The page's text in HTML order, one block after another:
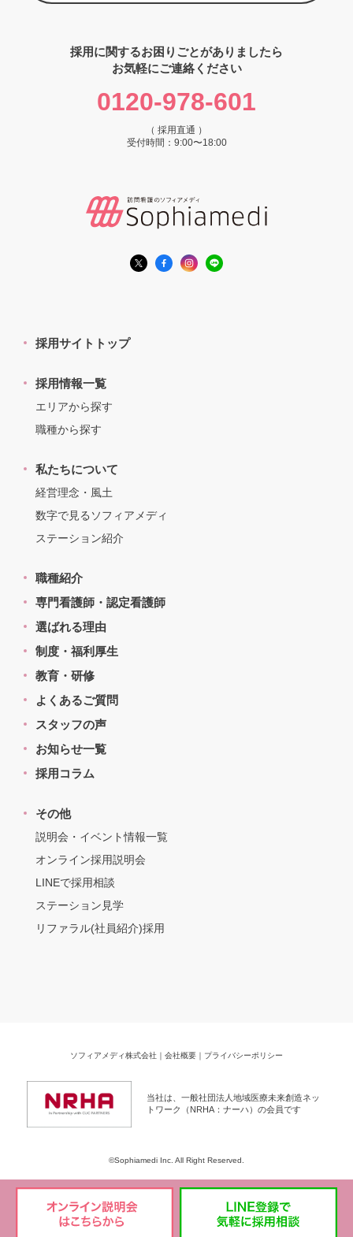
採用に関するお困りごとがありましたら
お気軽にご連絡ください
0120-978-601
（ 採用直通 ）
受付時間：9:00〜18:00
採用サイトトップ
採用情報一覧
エリアから探す
職種から探す
私たちについて
経営理念・風土
数字で見るソフィアメディ
ステーション紹介
職種紹介
専門看護師・認定看護師
選ばれる理由
制度・福利厚生
教育・研修
よくあるご質問
スタッフの声
お知らせ一覧
採用コラム
その他
説明会・イベント情報一覧
オンライン採用説明会
LINEで採用相談
ステーション見学
リファラル(社員紹介)採用
ソフィアメディ株式会社 ｜ 会社概要 ｜ プライバシーポリシー
当社は、一般社団法人地域医療未来創造ネッ
トワーク（NRHA：ナーハ）の会員です
©Sophiamedi Inc. All Right Reserved.